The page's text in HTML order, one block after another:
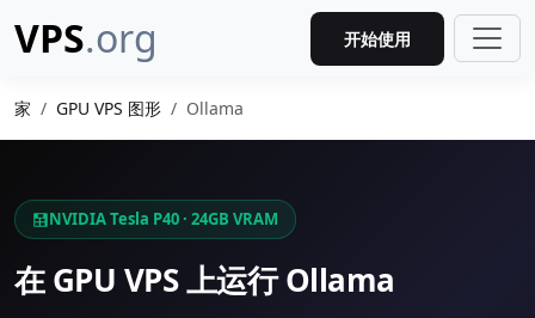
VPS.org 开始使用
家 GPU VPS 图形 Ollama
NVIDIA Tesla P40 · 24GB VRAM
在 GPU VPS 上运行 Ollama